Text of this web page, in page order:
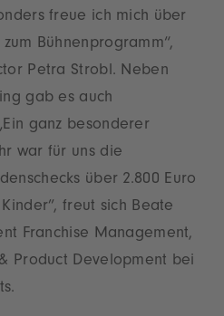
freue ich mich über
Bühnenprogramm“,
Petra Strobl. Neben
gab es auch
ganz besonderer
war für uns die
über 2.800 Euro
freut sich Beate
Franchise Management,
Product Development bei